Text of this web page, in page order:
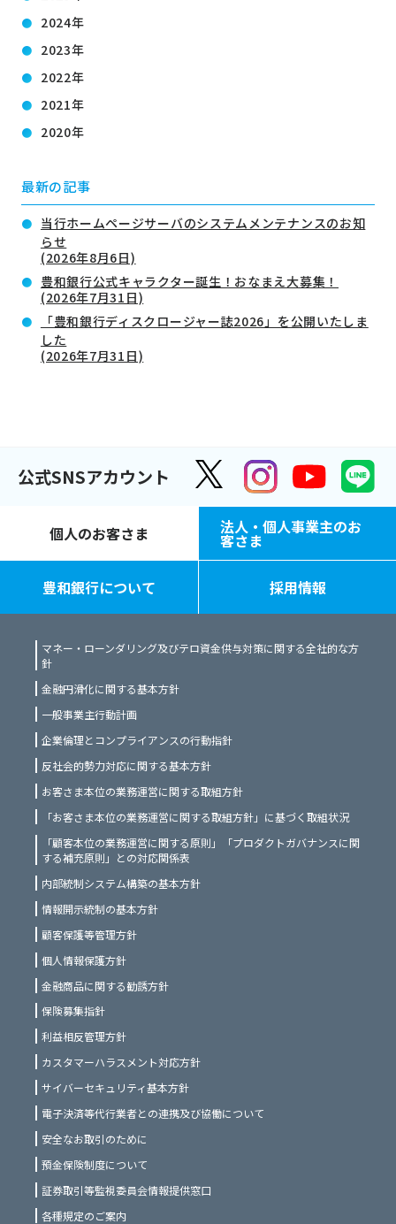
2024年
2023年
2022年
2021年
2020年
最新の記事
当行ホームページサーバのシステムメンテナンスのお知
らせ
(2026年8月6日)
豊和銀行公式キャラクター誕生！おなまえ大募集！
(2026年7月31日)
「豊和銀行ディスクロージャー誌2026」を公開いたしま
した
(2026年7月31日)
公式SNSアカウント
個人のお客さま 法人・個人事業主のお
客さま
豊和銀行について 採用情報
マネー・ローンダリング及びテロ資金供与対策に関する全社的な方
針
金融円滑化に関する基本方針
一般事業主行動計画
企業倫理とコンプライアンスの行動指針
反社会的勢力対応に関する基本方針
お客さま本位の業務運営に関する取組方針
「お客さま本位の業務運営に関する取組方針」に基づく取組状況
「顧客本位の業務運営に関する原則」「プロダクトガバナンスに関
する補充原則」との対応関係表
内部統制システム構築の基本方針
情報開示統制の基本方針
顧客保護等管理方針
個人情報保護方針
金融商品に関する勧誘方針
保険募集指針
利益相反管理方針
カスタマーハラスメント対応方針
サイバーセキュリティ基本方針
電子決済等代行業者との連携及び協働について
安全なお取引のために
預金保険制度について
証券取引等監視委員会情報提供窓口
各種規定のご案内